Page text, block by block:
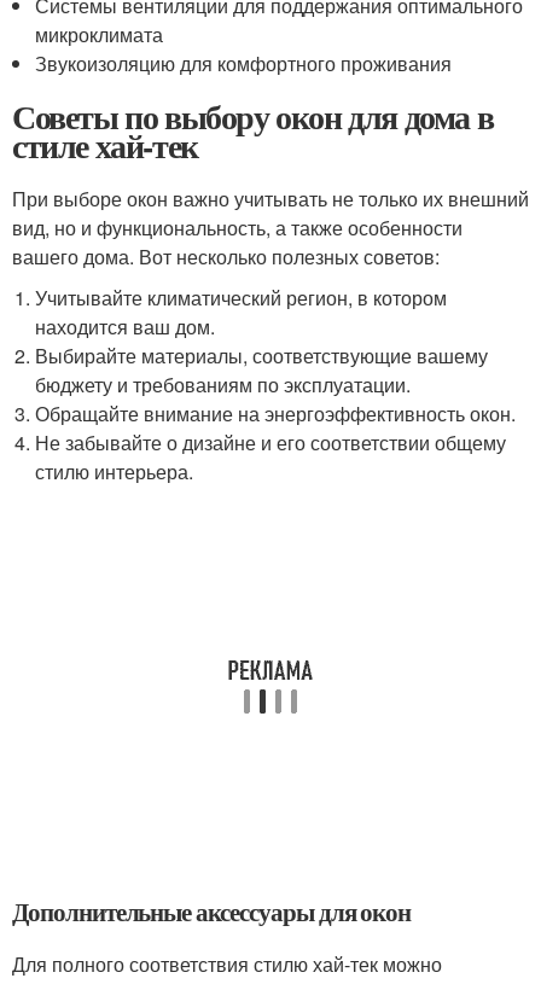
микроклимата
Звукоизоляцию для комфортного проживания
Советы по выбору окон для дома в
стиле хай-тек
При выборе окон важно учитывать не только их внешний
вид, но и функциональность, а также особенности
вашего дома. Вот несколько полезных советов:
Учитывайте климатический регион, в котором
находится ваш дом.
Выбирайте материалы, соответствующие вашему
бюджету и требованиям по эксплуатации.
Обращайте внимание на энергоэффективность окон.
Не забывайте о дизайне и его соответствии общему
стилю интерьера.
Дополнительные аксессуары для окон
Для полного соответствия стилю хай-тек можно